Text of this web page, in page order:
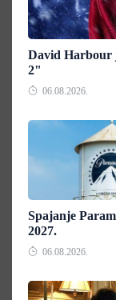
David Harbour
2"
06.08.2026.
Spajanje
2027.
06.08.2026.